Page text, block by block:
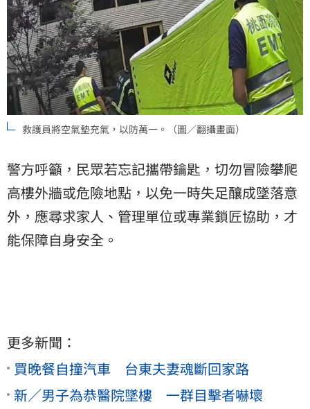
救護員將空氣墊充氣，以防萬一。（圖／翻攝畫面）
警方呼籲，民眾若忘記攜帶鑰匙，切勿冒險攀爬
高樓外牆或危險地點，以免一時失足釀成墜落意
外，應尋求家人、管理單位或專業鎖匠協助，才
能保障自身安全。
更多新聞：
買晚餐自撞汽車 台東夫妻魂斷回家路
新／男子為恭醫院墜樓 一群目擊者嚇壞